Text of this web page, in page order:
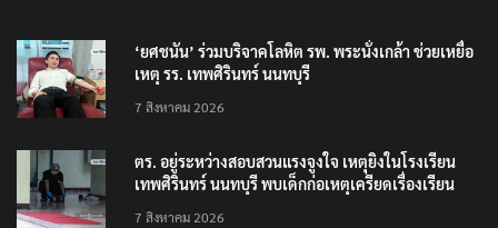
‘ยศชนัน’ ร่วมบริจาคโลหิต รพ. พระนั่งเกล้า ช่วยเหยื่อ
เหตุ รร. เทพศิรินทร์ นนทบุรี
7 สิงหาคม 2026
ตร. อยู่ระหว่างสอบสวนแรงจูงใจ เหตุยิงในโรงเรียน
เทพศิรินทร์ นนทบุรี พบเด็กก่อเหตุเครียดเรื่องเรียน
7 สิงหาคม 2026